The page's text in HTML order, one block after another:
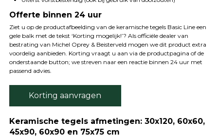
Offerte binnen 24 uur
Ziet u op de productafbeelding van de keramische tegels Basic Line een
gele balk met de tekst ‘Korting mogelijk!’? Als officiële dealer van
bestrating van Michel Oprey & Beisterveld mogen we dit product extra
voordelig aanbieden. Korting vraagt u aan via de productpagina of de
onderstaande button; we streven naar een reactie binnen 24 uur met
passend advies.
Korting aanvragen
Keramische tegels afmetingen: 30x120, 60x60,
45x90, 60x90 en 75x75 cm